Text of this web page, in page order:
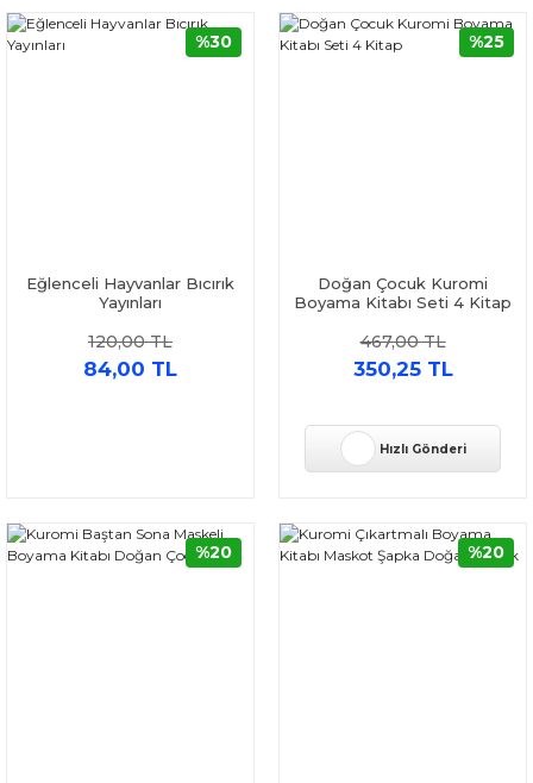
Eğlenceli Hayvanlar Bıcırık
Yayınları
120,00 TL
84,00 TL
%30
Doğan Çocuk Kuromi
Boyama Kitabı Seti 4 Kitap
467,00 TL
350,25 TL
%25
Hızlı Gönderi
%20 %20